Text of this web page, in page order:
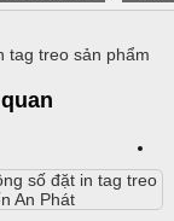
tag treo sản phẩm